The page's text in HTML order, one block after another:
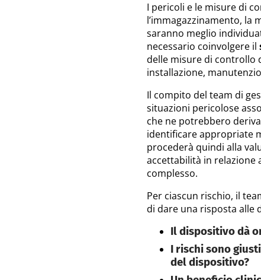
I pericoli e le misure di
l’immagazzinamento, la
saranno meglio
necessario coinvolgere il
delle misure di controllo
installazione,
Il compito del team di
situazioni pericolose
che ne potrebbero
identificare appropriate
procederà quindi alla
accettabilità in relazione
complesso.
Per ciascun rischio, il
di dare una risposta alle
Il dispositivo dà
I rischi sono
del dispositivo?